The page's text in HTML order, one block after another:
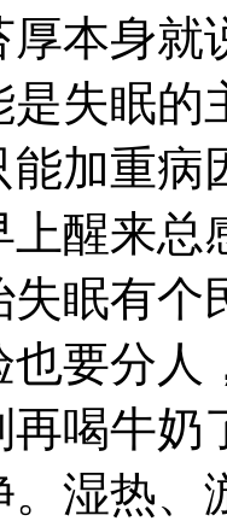
本身就
失眠的
能加重病
上醒来
失眠有
要分人
再喝牛
湿热、